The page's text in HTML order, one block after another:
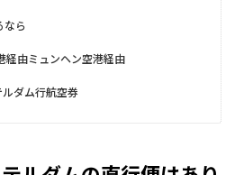
なら
経由ミュンヘン空港経由
ダム行航空券